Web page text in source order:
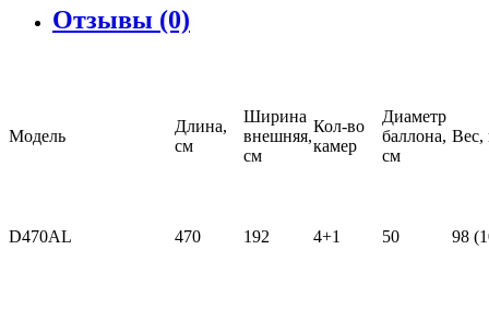
Отзывы (0)
Модель
Длина,
см
Ширина
внешняя,
см
Кол-во
камер
Диаметр
баллона,
см
Вес,
D470AL 470 192 4+1 50 98